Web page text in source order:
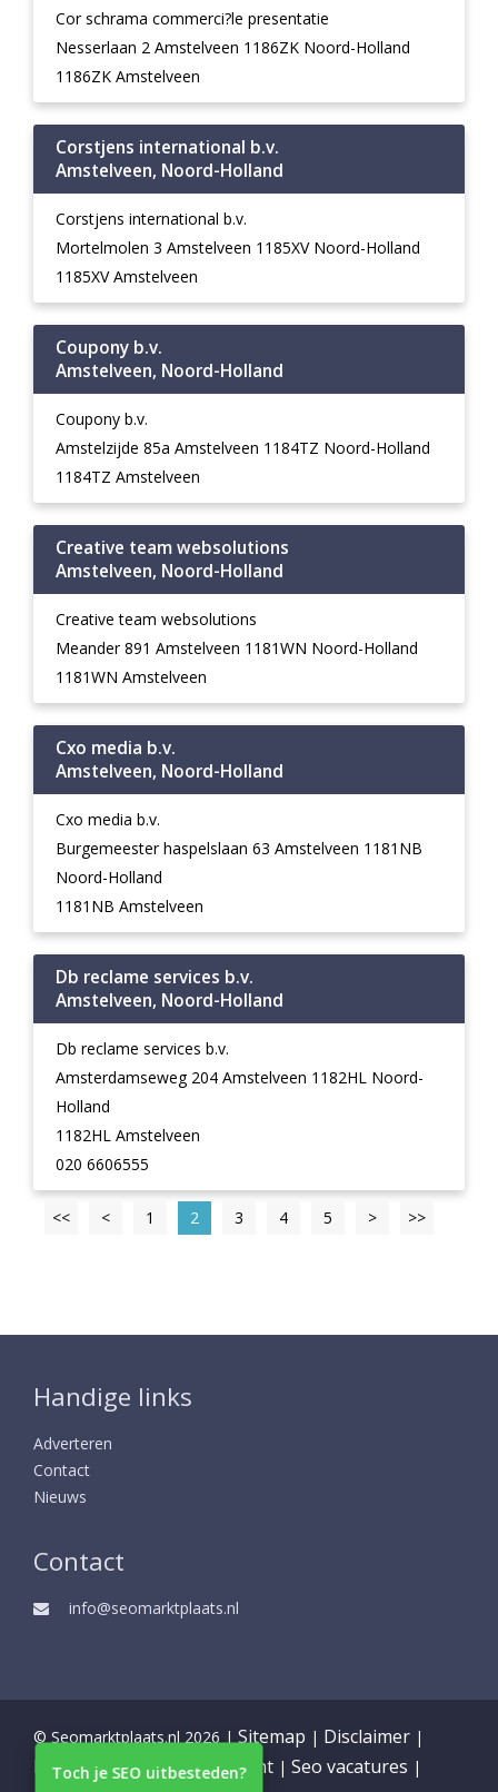
Cor schrama commerci?le presentatie
Nesserlaan 2 Amstelveen 1186ZK Noord-Holland
1186ZK Amstelveen
Corstjens international b.v.
Amstelveen, Noord-Holland
Corstjens international b.v.
Mortelmolen 3 Amstelveen 1185XV Noord-Holland
1185XV Amstelveen
Coupony b.v.
Amstelveen, Noord-Holland
Coupony b.v.
Amstelzijde 85a Amstelveen 1184TZ Noord-Holland
1184TZ Amstelveen
Creative team websolutions
Amstelveen, Noord-Holland
Creative team websolutions
Meander 891 Amstelveen 1181WN Noord-Holland
1181WN Amstelveen
Cxo media b.v.
Amstelveen, Noord-Holland
Cxo media b.v.
Burgemeester haspelslaan 63 Amstelveen 1181NB
Noord-Holland
1181NB Amstelveen
Db reclame services b.v.
Amstelveen, Noord-Holland
Db reclame services b.v.
Amsterdamseweg 204 Amstelveen 1182HL Noord-
Holland
1182HL Amstelveen
020 6606555
<< < 1 2 3 4 5 > >>
Handige links
Adverteren
Contact
Nieuws
Contact
info@seomarktplaats.nl
© Seomarktplaats.nl 2026 |Sitemap | Disclaimer |
Partners|Privacy statement | Seo vacatures |
Toch je SEO uitbesteden?